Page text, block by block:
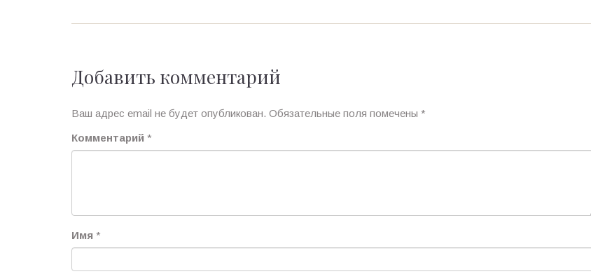
Добавить комментарий
Ваш адрес email не будет опубликован. Обязательные поля помечены *
Комментарий *
Имя *